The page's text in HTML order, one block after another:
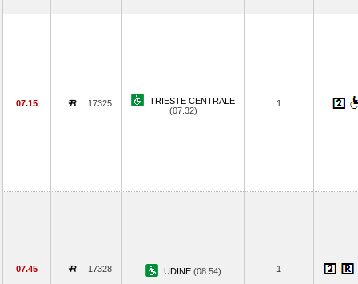
07.15 17325
TRIESTE CENTRALE
(07.32)
1
07.45 17328 UDINE (08.54) 1